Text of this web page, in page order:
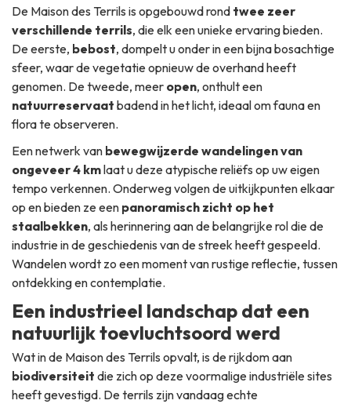
De Maison des Terrils is opgebouwd rond twee zeer
verschillende terrils, die elk een unieke ervaring bieden.
De eerste, bebost, dompelt u onder in een bijna bosachtige
sfeer, waar de vegetatie opnieuw de overhand heeft
genomen. De tweede, meer open, onthult een
natuurreservaat badend in het licht, ideaal om fauna en
flora te observeren.
Een netwerk van bewegwijzerde wandelingen van
ongeveer 4 kmlaat u deze atypische reliëfs op uw eigen
tempo verkennen. Onderweg volgen de uitkijkpunten elkaar
op en bieden ze een panoramisch zicht op het
staalbekken, als herinnering aan de belangrijke rol die de
industrie in de geschiedenis van de streek heeft gespeeld.
Wandelen wordt zo een moment van rustige reflectie, tussen
ontdekking en contemplatie.
Een industrieel landschap dat een
natuurlijk toevluchtsoord werd
Wat in de Maison des Terrils opvalt, is de rijkdom aan
biodiversiteit die zich op deze voormalige industriële sites
heeft gevestigd. De terrils zijn vandaag echte